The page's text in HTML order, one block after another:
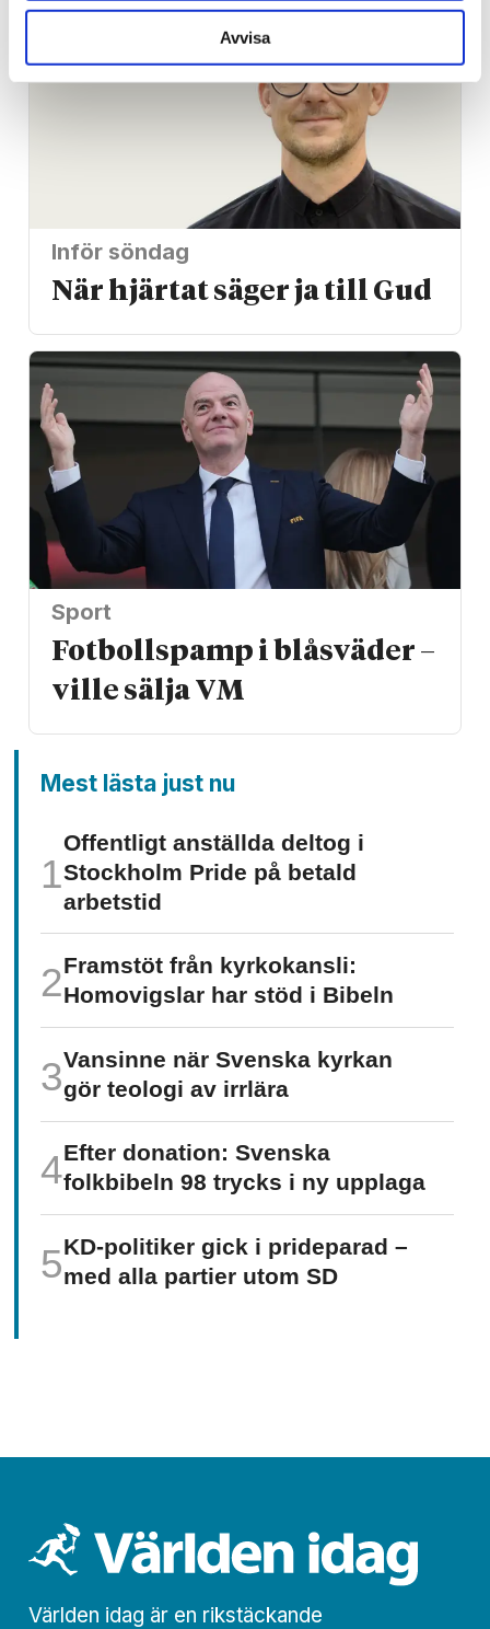
Avvisa
Inför söndag
När hjärtat säger ja till Gud
Sport
Fotbollspamp i blåsväder –
ville sälja VM
Mest lästa just nu
Offentligt anställda deltog i
Stockholm Pride på betald
arbetstid
Framstöt från kyrkokansli:
Homo­vigslar har stöd i Bibeln
Vansinne när Svenska kyrkan
gör teologi av irrlära
Efter donation: Svenska
folkbibeln 98 trycks i ny upplaga
KD-politiker gick i prideparad –
med alla partier utom SD
Världen idag är en rikstäckande